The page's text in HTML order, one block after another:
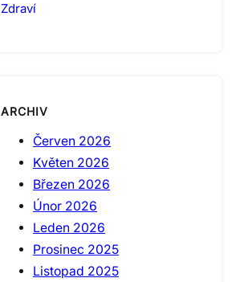
Zdraví
ARCHIV
Červen 2026
Květen 2026
Březen 2026
Únor 2026
Leden 2026
Prosinec 2025
Listopad 2025